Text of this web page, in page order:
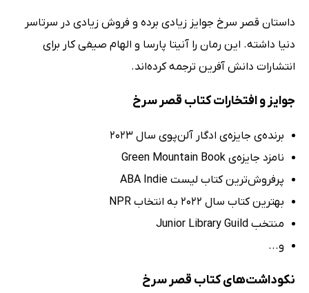
داستان قصر سرخ جوایز زیادی برده و فروش زیادی در سرتاسر
دنیا داشته. این رمان را آنیتا پارسا و الهام صیفی کار برای
انتشارات دانش آفرین ترجمه کرده‌اند.
جوایز و افتخارات کتاب قصر سرخ
برنده‌ی جایزه‌ی ادگار آلن‌پوی سال 2023
نامزد جایزه‌ی Green Mountain Book
پرفروش‌ترین کتاب لیست ABA Indie
بهترین کتاب سال 2022 به انتخاب NPR
منتخب Junior Library Guild
و...
نکوداشت‌های کتاب قصر سرخ